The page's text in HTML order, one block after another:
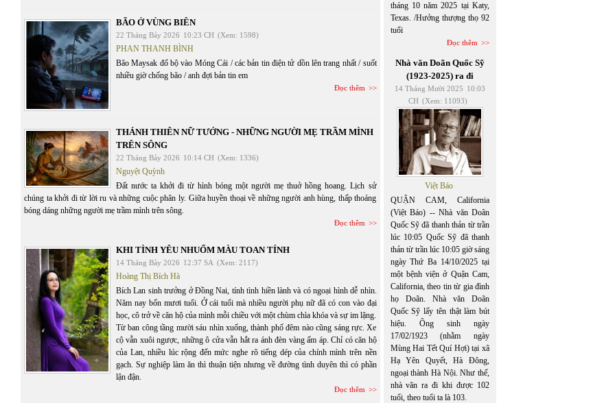
BÃO Ở VÙNG BIÊN
22 Tháng Bảy 2026 10:23 CH (Xem: 1598)
PHAN THANH BÌNH
Bão Maysak đổ bộ vào Móng Cái / các bản tin điện tử dồn lên trang nhất / suốt
nhiều giờ chống bão / anh đợi bản tin em
Đọc thêm
THÁNH THIÊN NỮ TƯỚNG - NHỮNG NGƯỜI MẸ TRẦM MÌNH
TRÊN SÔNG
22 Tháng Bảy 2026 10:14 CH (Xem: 1336)
Nguyệt Quỳnh
Đất nước ta khởi đi từ hình bóng một người mẹ thuở hồng hoang. Lịch sử
chúng ta khởi đi từ lời ru và những cuộc phân ly. Giữa huyền thoại về những người anh hùng, thấp thoáng
bóng dáng những người mẹ trầm mình trên sông.
Đọc thêm
KHI TÌNH YÊU NHUỐM MÀU TOAN TÍNH
14 Tháng Bảy 2026 12:37 SA (Xem: 2117)
Hoàng Thị Bích Hà
Bích Lan sinh trưởng ở Đồng Nai, tính tình hiền lành và có ngoại hình dễ nhìn.
Năm nay bốn mươi tuổi. Ở cái tuổi mà nhiều người phụ nữ đã có con vào đại
học, cô trở về căn hộ của mình mỗi chiều với một chùm chìa khóa và sự im lặng.
Từ ban công tầng mười sáu nhìn xuống, thành phố đêm nào cũng sáng rực. Xe
cộ vẫn xuôi ngược, những ô cửa vẫn hắt ra ánh đèn vàng ấm áp. Chỉ có căn hộ
của Lan, nhiều lúc rộng đến mức nghe rõ tiếng dép của chính mình trên nền
gạch. Sự nghiệp làm ăn thì thuận tiện nhưng về đường tình duyên thì có phần
lận đận.
Đọc thêm
tháng 10 năm 2025 tại Katy,
Texas. /Hưởng thượng thọ 92
tuổi
Đọc thêm
Nhà văn Doãn Quốc Sỹ
(1923-2025) ra đi
14 Tháng Mười 2025 10:03
CH (Xem: 11093)
Việt Báo
QUẬN CAM, California
(Việt Báo) -- Nhà văn Doãn
Quốc Sỹ đã thanh thản từ trần
lúc 10:05 Quốc Sỹ đã thanh
thản từ trần lúc 10:05 giờ sáng
ngày Thứ Ba 14/10/2025 tại
một bệnh viện ở Quận Cam,
California, theo tin từ gia đình
họ Doãn. Nhà văn Doãn
Quốc Sỹ lấy tên thật làm bút
hiệu. Ông sinh ngày
17/02/1923 (nhằm ngày
Mùng Hai Tết Quí Hợi) tại xã
Hạ Yên Quyết, Hà Đông,
ngoại thành Hà Nội. Như thế,
nhà văn ra đi khi được 102
tuổi, theo tuổi ta là 103.